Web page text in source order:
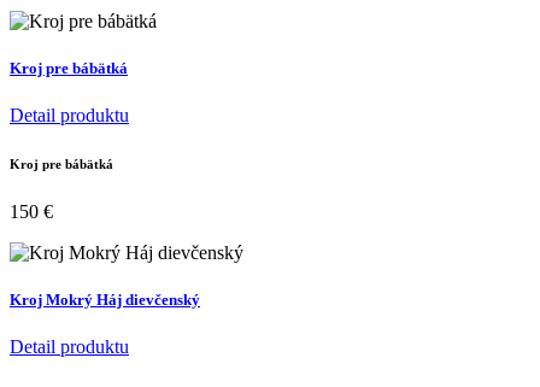
Kroj pre bábätká
Detail produktu
Kroj pre bábätká
150 €
Kroj Mokrý Háj dievčenský
Detail produktu